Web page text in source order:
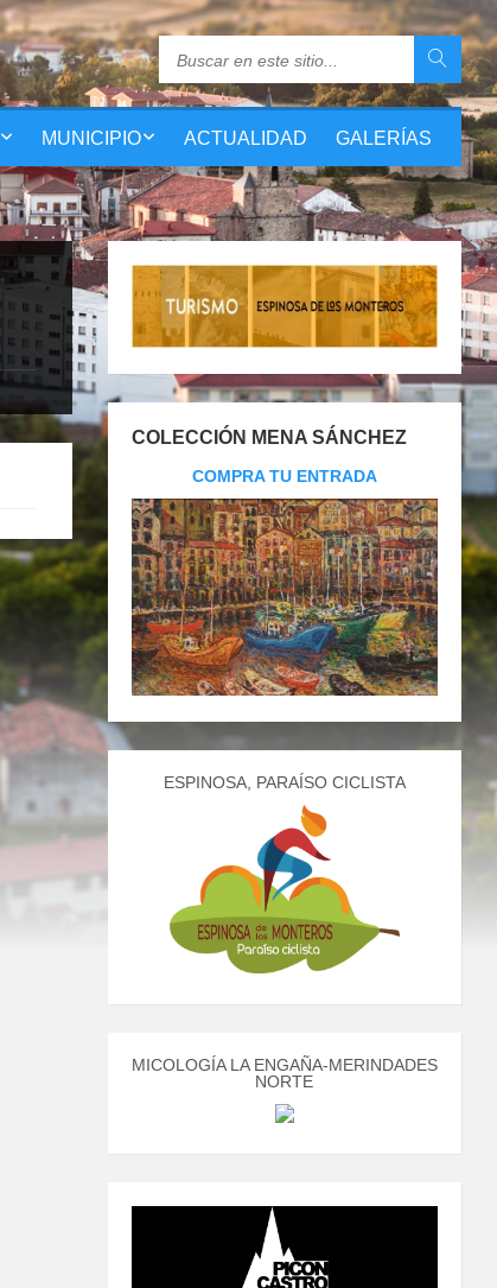
MUNICIPIO ACTUALIDAD GALERÍAS
COLECCIÓN MENA SÁNCHEZ
COMPRA TU ENTRADA
ESPINOSA, PARAÍSO CICLISTA
MICOLOGÍA LA ENGAÑA-MERINDADES
NORTE